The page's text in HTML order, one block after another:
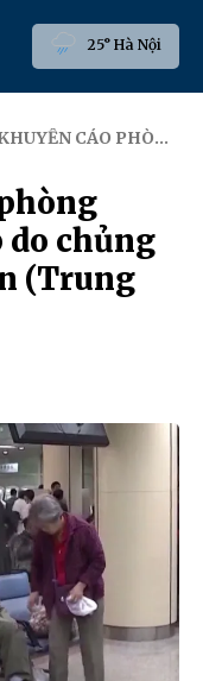
25° Hà Nội
PHỔI CẤP DO CHỦNG VIRUS MỚI TẠI VŨ HÁN (TRUNG QUỐC)
do chủng
(Trung